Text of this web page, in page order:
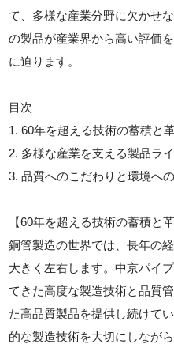
て、多様な産業分野に欠かせ
の製品が産業界から高い評価
に迫ります。
目次
1. 60年を超える技術の蓄積と
2. 多様な産業を支える製品ラ
3. 品質へのこだわりと環境へ
【60年を超える技術の蓄積と革
銅管製造の世界では、長年の
大きく左右します。中京パイ
てきた高度な製造技術と品質
た高品質製品を提供し続けて
的な製造技術を大切にしなが